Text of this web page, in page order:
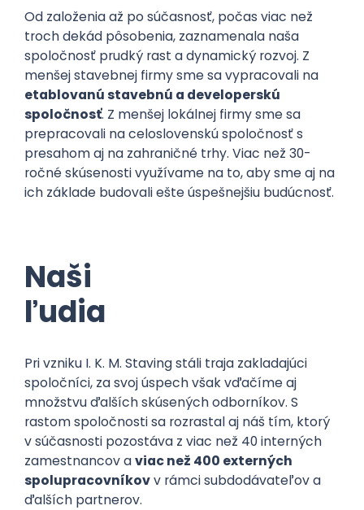
Od založenia až po súčasnosť, počas viac než
troch dekád pôsobenia, zaznamenala naša
spoločnosť prudký rast a dynamický rozvoj. Z
menšej stavebnej firmy sme sa vypracovali na
etablovanú stavebnú a developerskú
spoločnosť. Z menšej lokálnej firmy sme sa
prepracovali na celoslovenskú spoločnosť s
presahom aj na zahraničné trhy. Viac než 30-
ročné skúsenosti využívame na to, aby sme aj na
ich základe budovali ešte úspešnejšiu budúcnosť.
Naši
ľudia
Pri vzniku I. K. M. Staving stáli traja zakladajúci
spoločníci, za svoj úspech však vďačíme aj
množstvu ďalších skúsených odborníkov. S
rastom spoločnosti sa rozrastal aj náš tím, ktorý
v súčasnosti pozostáva z viac než 40 interných
zamestnancov aviac než 400 externých
spolupracovníkovv rámci subdodávateľov a
ďalších partnerov.